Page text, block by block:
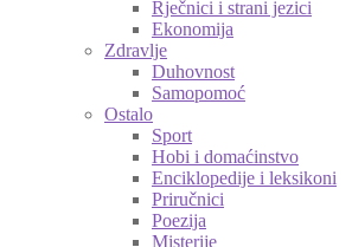
Rječnici i strani jezici
Ekonomija
Zdravlje
Duhovnost
Samopomoć
Ostalo
Sport
Hobi i domaćinstvo
Enciklopedije i leksikoni
Priručnici
Poezija
Misterije